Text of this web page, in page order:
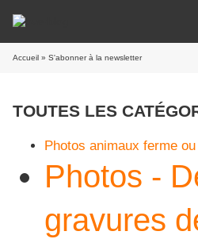
Accueil » S'abonner à la newsletter
TOUTES LES
Photos animaux ferme
Photos -
gravures